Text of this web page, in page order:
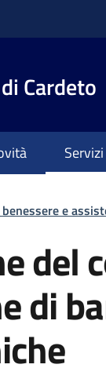
Cardeto
Servizi
e
del
di